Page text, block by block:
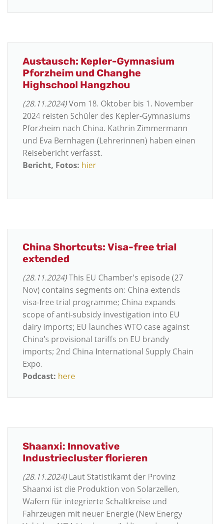
Austausch: Kepler-Gymnasium
Pforzheim und Changhe
Highschool Hangzhou
(28.11.2024)Vom 18. Oktober bis 1. November
2024 reisten Schüler des Kepler-Gymnasiums
Pforzheim nach China. Kathrin Zimmermann
und Eva Bernhagen (Lehrerinnen) haben einen
Reisebericht verfasst.
Bericht, Fotos: hier
China Shortcuts: Visa-free trial
extended
(28.11.2024)This EU Chamber's episode (27
Nov) contains segments on: China extends
visa-free trial programme; China expands
scope of anti-subsidy investigation into EU
dairy imports; EU launches WTO case against
China’s provisional tariffs on EU brandy
imports; 2nd China International Supply Chain
Expo.
Podcast: here
Shaanxi: Innovative
Industriecluster florieren
(28.11.2024)Laut Statistikamt der Provinz
Shaanxi ist die Produktion von Solarzellen,
Wafern für integrierte Schaltkreise und
Fahrzeugen mit neuer Energie (New Energy